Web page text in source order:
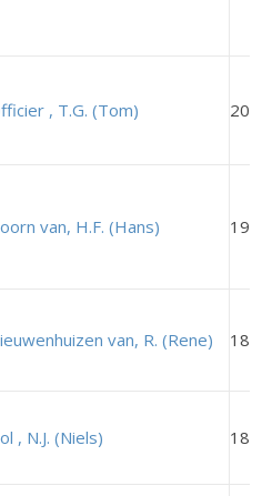
, T.G. (Tom) 2002
van, H.F. (Hans) 1931
van, R. (Rene) 1895
, N.J. (Niels) 1809